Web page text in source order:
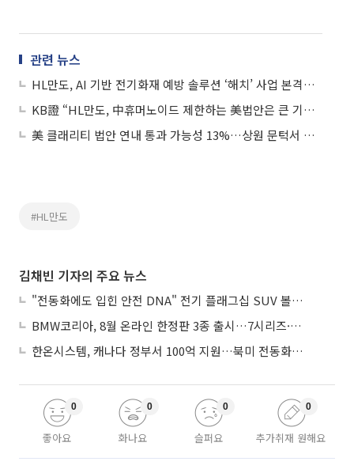
관련 뉴스
HL만도, AI 기반 전기화재 예방 솔루션 ‘해치’ 사업 본격화…첫 고객 현대차그룹
KB證 “HL만도, 中휴머노이드 제한하는 美법안은 큰 기회⋯목표가 유지”
美 클래리티 법안 연내 통과 가능성 13%…상원 문턱서 제동
#HL만도
김채빈 기자의 주요 뉴스
"전동화에도 입힌 안전 DNA" 전기 플래그십 SUV 볼보 'EX90'
BMW코리아, 8월 온라인 한정판 3종 출시…7시리즈·X7·M340i 투어링
한온시스템, 캐나다 정부서 100억 지원…북미 전동화 시장 가속
좋아요
0
화나요
0
슬퍼요
0
추가취재 원해요
0